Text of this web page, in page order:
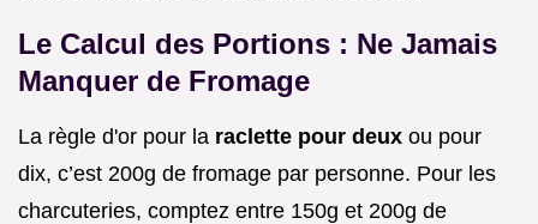
Le Calcul des Portions : Ne Jamais
Manquer de Fromage
La règle d'or pour la raclette pour deux ou pour
dix, c’est 200g de fromage par personne. Pour les
charcuteries, comptez entre 150g et 200g de